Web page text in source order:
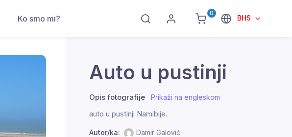
0
BHS
Ko smo mi?
Auto u pustinji
Opis fotografije Prikaži na engleskom
auto u pustinji Namibije.
Autor/ka:
Damir Galović